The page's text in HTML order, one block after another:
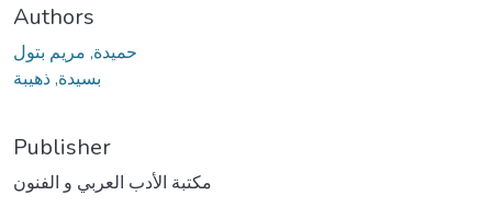
Authors
حميدة, مريم بتول
بسيدة, ذهيبة
Publisher
مكتبة الأدب العربي و الفنون